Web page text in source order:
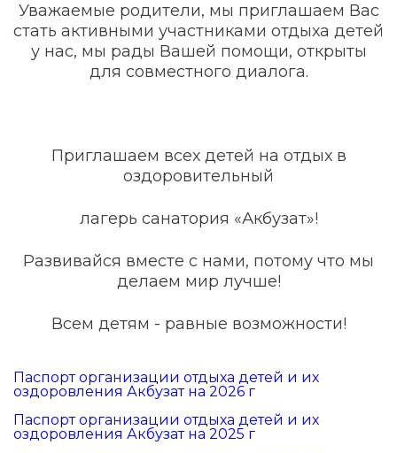
Уважаемые родители, мы приглашаем Вас
стать активными участниками отдыха детей
у нас, мы рады Вашей помощи, открыты
для совместного диалога.
Приглашаем всех детей на отдых в
оздоровительный
лагерь санатория «Акбузат»!
Развивайся вместе с нами, потому что мы
делаем мир лучше!
Всем детям - равные возможности!
Паспорт организации отдыха детей и их
оздоровления Акбузат на 2026 г
Паспорт организации отдыха детей и их
оздоровления Акбузат на 2025 г